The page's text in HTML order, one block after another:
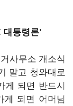
통령론'
사무소 개소식
말고 청와대로
게 되면 반드시
게 되면 어머님